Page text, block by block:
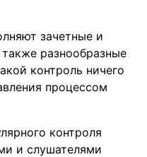
зачетные и
разнообразные
контроль ничего
процессом
контроля
и слушателями